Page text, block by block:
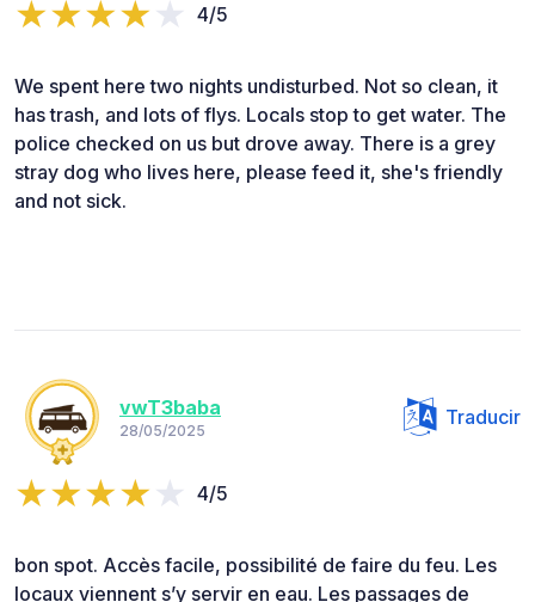
4/5
We spent here two nights undisturbed. Not so clean, it
has trash, and lots of flys. Locals stop to get water. The
police checked on us but drove away. There is a grey
stray dog who lives here, please feed it, she's friendly
and not sick.
vwT3baba
28/05/2025
Traducir
4/5
bon spot. Accès facile, possibilité de faire du feu. Les
locaux viennent s’y servir en eau. Les passages de